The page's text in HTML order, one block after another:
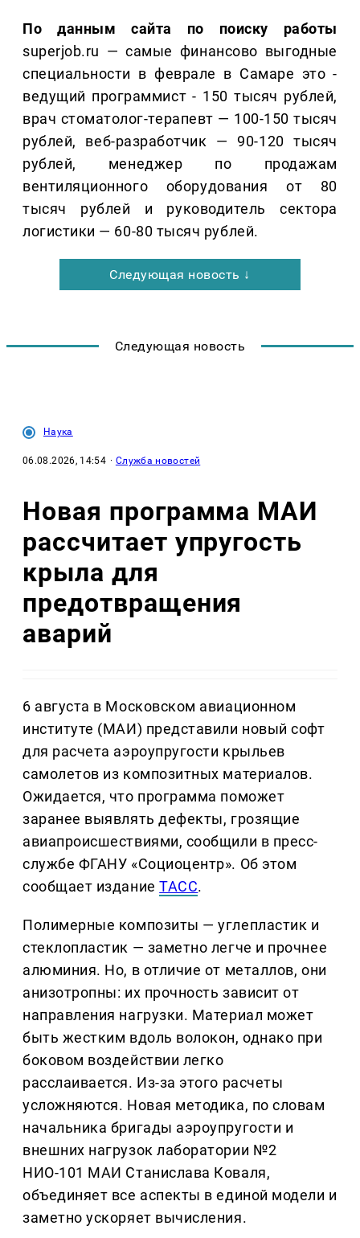
По данным сайта по поиску работы
superjob.ru — самые финансово выгодные
специальности в феврале в Самаре это -
ведущий программист - 150 тысяч рублей,
врач стоматолог-терапевт — 100-150 тысяч
рублей, веб-разработчик — 90-120 тысяч
рублей, менеджер по продажам
вентиляционного оборудования от 80
тысяч рублей и руководитель сектора
логистики — 60-80 тысяч рублей.
Следующая новость ↓
Следующая новость
Наука
06.08.2026, 14:54 · Служба новостей
Новая программа МАИ
рассчитает упругость
крыла для
предотвращения
аварий
6 августа в Московском авиационном
институте (МАИ) представили новый софт
для расчета аэроупругости крыльев
самолетов из композитных материалов.
Ожидается, что программа поможет
заранее выявлять дефекты, грозящие
авиапроисшествиями, сообщили в пресс-
службе ФГАНУ «Социоцентр». Об этом
сообщает изданиеТАСС.
Полимерные композиты — углепластик и
стеклопластик — заметно легче и прочнее
алюминия. Но, в отличие от металлов, они
анизотропны: их прочность зависит от
направления нагрузки. Материал может
быть жестким вдоль волокон, однако при
боковом воздействии легко
расслаивается. Из-за этого расчеты
усложняются. Новая методика, по словам
начальника бригады аэроупругости и
внешних нагрузок лаборатории №2
НИО-101 МАИ Станислава Коваля,
объединяет все аспекты в единой модели и
заметно ускоряет вычисления.